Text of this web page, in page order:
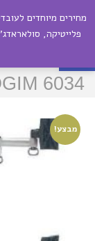
פתח סרגל נגישות
6034
מבצע!
מחירים מיוחדים
פלייטיקה,